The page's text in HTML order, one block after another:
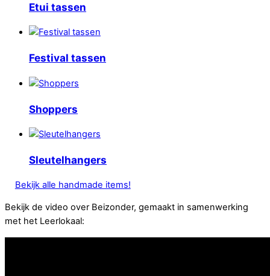
Etui tassen
Festival tassen
Shoppers
Sleutelhangers
Bekijk alle handmade items!
Bekijk de video over Beizonder, gemaakt in samenwerking
met het Leerlokaal: